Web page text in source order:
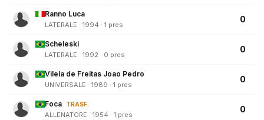
Ranno Luca
LATERALE · 1994 · 1 pres
0
Scheleski
LATERALE · 1992 · 0 pres
0
Vilela de Freitas Joao Pedro
UNIVERSALE · 1989 · 1 pres
0
Foca TRASF.
ALLENATORE · 1954 · 1 pres
0